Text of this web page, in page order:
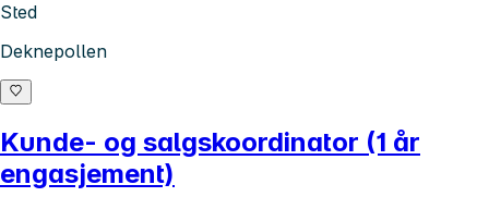
Sted
Deknepollen
Kunde- og salgskoordinator (1 år
engasjement)